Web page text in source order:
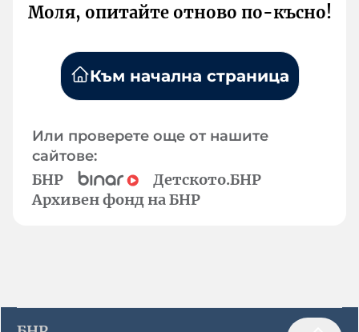
Моля, опитайте отново по-късно!
Към начална страница
Или проверете още от нашите
сайтове:
БНР
Детското.БНР
Архивен фонд на БНР